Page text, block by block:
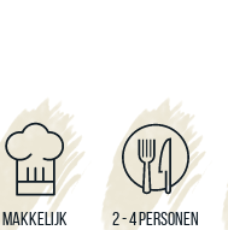
MAKKELIJK 2 - 4 PERSONEN